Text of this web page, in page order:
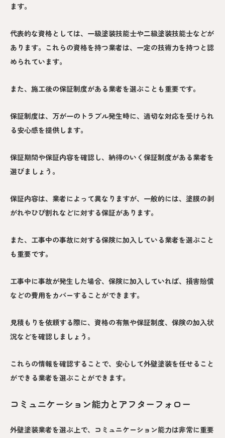
ます。
代表的な資格としては、一級塗装技能士や二級塗装技能士などが
あります。これらの資格を持つ業者は、一定の技術力を持つと認
められています。
また、施工後の保証制度がある業者を選ぶことも重要です。
保証制度は、万が一のトラブル発生時に、適切な対応を受けられ
る安心感を提供します。
保証期間や保証内容を確認し、納得のいく保証制度がある業者を
選びましょう。
保証内容は、業者によって異なりますが、一般的には、塗膜の剥
がれやひび割れなどに対する保証があります。
また、工事中の事故に対する保険に加入している業者を選ぶこと
も重要です。
工事中に事故が発生した場合、保険に加入していれば、損害賠償
などの費用をカバーすることができます。
見積もりを依頼する際に、資格の有無や保証制度、保険の加入状
況などを確認しましょう。
これらの情報を確認することで、安心して外壁塗装を任せること
ができる業者を選ぶことができます。
コミュニケーション能力とアフターフォロー
外壁塗装業者を選ぶ上で、コミュニケーション能力は非常に重要